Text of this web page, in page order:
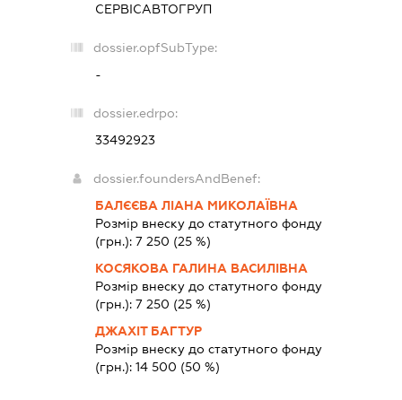
СЕРВІСАВТОГРУП
dossier.opfSubType:
-
dossier.edrpo:
33492923
dossier.foundersAndBenef:
БАЛЄЄВА ЛІАНА МИКОЛАЇВНА
Розмір внеску до статутного фонду
(грн.): 7 250 (25 %)
КОСЯКОВА ГАЛИНА ВАСИЛІВНА
Розмір внеску до статутного фонду
(грн.): 7 250 (25 %)
ДЖАХІТ БАГТУР
Розмір внеску до статутного фонду
(грн.): 14 500 (50 %)